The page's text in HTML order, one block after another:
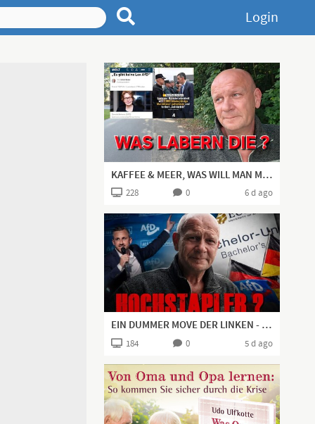
Login
KAFFEE & MEER, WAS WILL MAN MEHR? IRRE POLIT-NEWS 👍🏻
228 0 6 d ago
EIN DUMMER MOVE DER LINKEN - SIE KOMMEN AUS DER FALLE EINFACH NICHT MEHR RAUS!
184 0 5 d ago